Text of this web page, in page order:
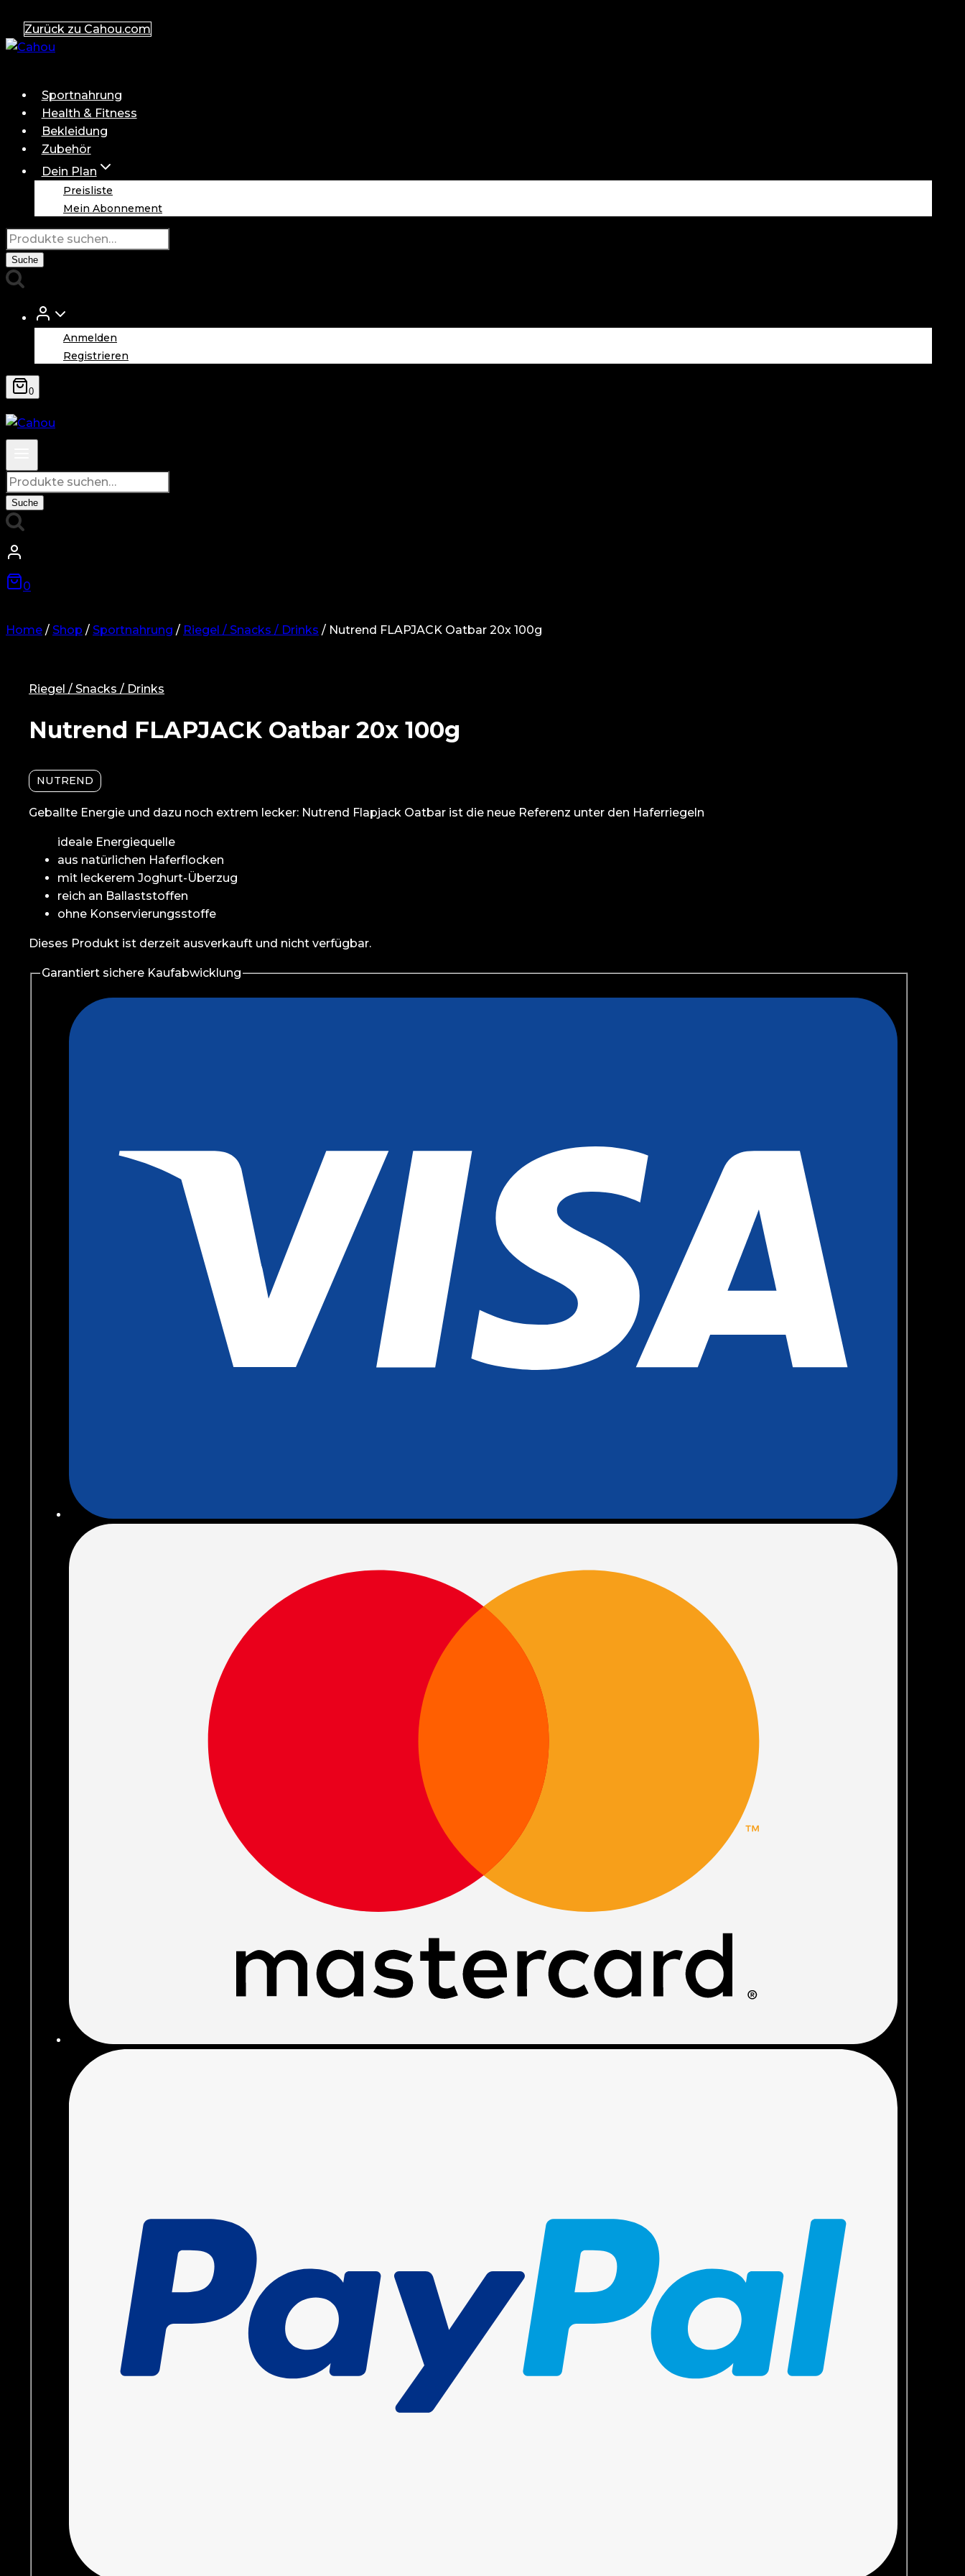
Inhalt
springen
Zurück zu Cahou.com
Sportnahrung
Health & Fitness
Bekleidung
Zubehör
Dein Plan
Preisliste
Mein Abonnement
Suche
nach:
Suche
Anmelden
Registrieren
0
Suche
nach:
Suche
0
Home / Shop / Sportnahrung / Riegel / Snacks / Drinks / Nutrend FLAPJACK Oatbar 20x 100g
Riegel / Snacks / Drinks
Nutrend FLAPJACK Oatbar 20x 100g
NUTREND
Geballte Energie und dazu noch extrem lecker: Nutrend Flapjack Oatbar ist die neue Referenz unter den Haferriegeln
ideale Energiequelle
aus natürlichen Haferflocken
mit leckerem Joghurt-Überzug
reich an Ballaststoffen
ohne Konservierungsstoffe
Dieses Produkt ist derzeit ausverkauft und nicht verfügbar.
Garantiert sichere Kaufabwicklung